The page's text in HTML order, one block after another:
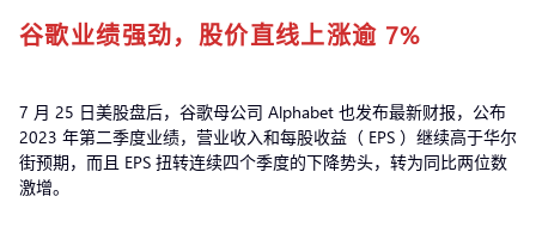
谷歌业绩强劲，股价直线上涨逾 7%
7 月 25 日美股盘后，谷歌母公司 Alphabet 也发布最新财报，公布
2023 年第二季度业绩，营业收入和每股收益（ EPS ）继续高于华尔
街预期，而且 EPS 扭转连续四个季度的下降势头，转为同比两位数
激增。